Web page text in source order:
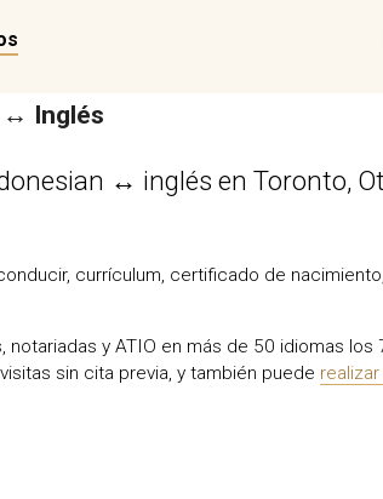
↔ Inglés
↔ inglés en Toronto,
currículum, certificado de nacimiento,
y ATIO en más de 50 idiomas los
sin cita previa, y también puede realizar